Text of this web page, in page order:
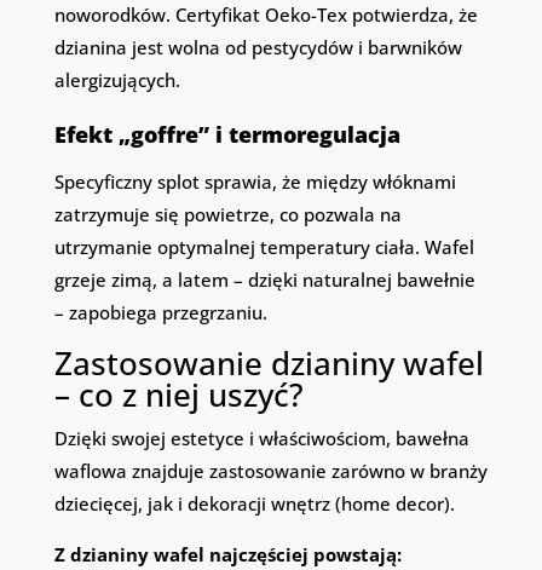
noworodków. Certyfikat Oeko-Tex potwierdza, że
dzianina jest wolna od pestycydów i barwników
alergizujących.
Efekt „goffre” i termoregulacja
Specyficzny splot sprawia, że między włóknami
zatrzymuje się powietrze, co pozwala na
utrzymanie optymalnej temperatury ciała. Wafel
grzeje zimą, a latem – dzięki naturalnej bawełnie
– zapobiega przegrzaniu.
Zastosowanie dzianiny wafel
– co z niej uszyć?
Dzięki swojej estetyce i właściwościom, bawełna
waflowa znajduje zastosowanie zarówno w branży
dziecięcej, jak i dekoracji wnętrz (home decor).
Z dzianiny wafel najczęściej powstają: